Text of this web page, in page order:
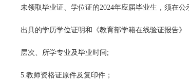
未领取毕业证、学位证的2024年应届毕业生，须在
出具的学历学位证明和《教育部学籍在线验证报告
层次、所学专业及毕业时间;
5.教师资格证原件及复印件；